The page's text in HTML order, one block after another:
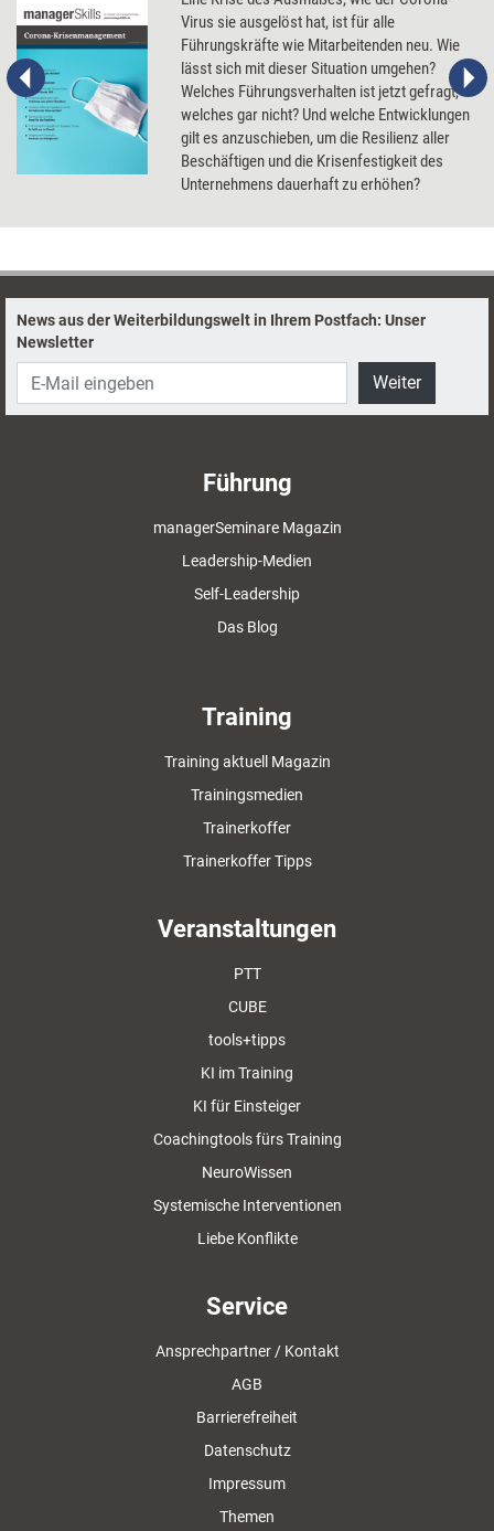
Virus sie ausgelöst hat, ist für alle
Führungskräfte wie Mitarbeitenden neu. Wie
lässt sich mit dieser Situation umgehen?
Welches Führungsverhalten ist jetzt gefragt,
welches gar nicht? Und welche Entwicklungen
gilt es anzuschieben, um die Resilienz aller
Beschäftigen und die Krisenfestigkeit des
Unternehmens dauerhaft zu erhöhen?
News aus der Weiterbildungswelt in Ihrem Postfach: Unser
Newsletter
Weiter
Führung
managerSeminare Magazin
Leadership-Medien
Self-Leadership
Das Blog
Training
Training aktuell Magazin
Trainingsmedien
Trainerkoffer
Trainerkoffer Tipps
Veranstaltungen
PTT
CUBE
tools+tipps
KI im Training
KI für Einsteiger
Coachingtools fürs Training
NeuroWissen
Systemische Interventionen
Liebe Konflikte
Service
Ansprechpartner / Kontakt
AGB
Barrierefreiheit
Datenschutz
Impressum
Themen